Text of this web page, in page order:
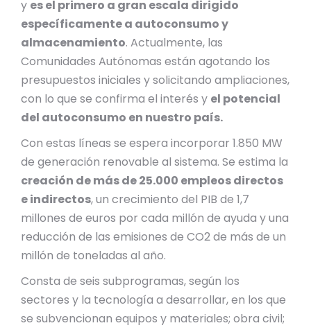
y es el primero a gran escala dirigido
específicamente a autoconsumo y
almacenamiento. Actualmente, las
Comunidades Autónomas están agotando los
presupuestos iniciales y solicitando ampliaciones,
con lo que se confirma el interés y el potencial
del autoconsumo en nuestro país.
Con estas líneas se espera incorporar 1.850 MW
de generación renovable al sistema. Se estima la
creación de más de 25.000 empleos directos
e indirectos, un crecimiento del PIB de 1,7
millones de euros por cada millón de ayuda y una
reducción de las emisiones de CO2 de más de un
millón de toneladas al año.
Consta de seis subprogramas, según los
sectores y la tecnología a desarrollar, en los que
se subvencionan equipos y materiales; obra civil;